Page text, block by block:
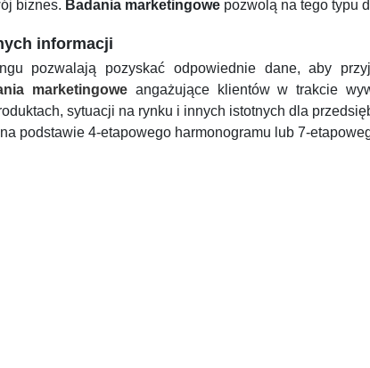
biznes. Badania marketingowe pozwolą na tego typu
informacji
pozwalają pozyskać odpowiednie dane, aby
marketingowe angażujące klientów w trakcie
sytuacji na rynku i innych istotnych dla
podstawie 4-etapowego harmonogramu lub 7-